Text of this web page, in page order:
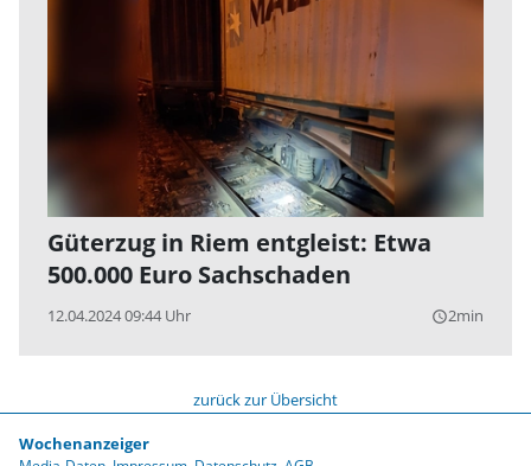
Güterzug in Riem entgleist: Etwa
500.000 Euro Sachschaden
12.04.2024 09:44 Uhr query_builder2min
zurück zur Übersicht
Wochenanzeiger